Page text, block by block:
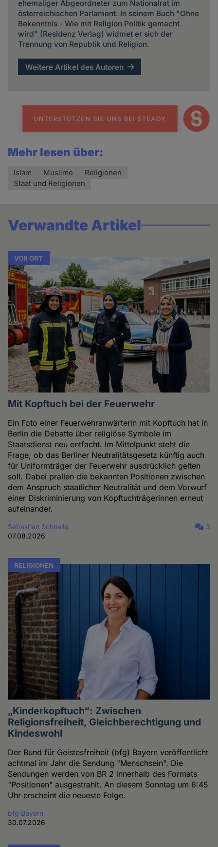
ehemaliger Abgeordneter zum Nationalrat im
österreichischen Parlament. In seinem Buch "Ohne
Bekenntnis - Wie mit Religion Politik gemacht
wird" (Residenz Verlag) widmet er sich der
Trennung von Republik und Religion.
Weitere Artikel des Autoren
Mehr lesen über:
Islam Muslime
Religionen
Staat und Religionen
Verwandte Artikel
VOR ORT
Mit Kopftuch bei der Feuerwehr
Ein Foto einer Feuerwehranwärterin mit Kopftuch hat in
Berlin die Debatte über religiöse Symbole im
Staatsdienst neu entfacht. Im Mittelpunkt steht die
Frage, ob das Berliner Neutralitätsgesetz künftig auch
für Uniformträger der Feuerwehr ausdrücklich gelten
soll. Dabei prallen die bekannten Positionen zwischen
dem Anspruch staatlicher Neutralität und dem Vorwurf
einer Diskriminierung von Kopftuchträgerinnen erneut
aufeinander.
Sebastian Schnelle
07.08.2026
3
RELIGIONEN
„Kinderkopftuch“: Zwischen
Religionsfreiheit, Gleichberechtigung und
Kindeswohl
Der Bund für Geistesfreiheit (bfg) Bayern veröffentlicht
achtmal im Jahr die Sendung "Menschsein". Die
Sendungen werden von BR 2 innerhalb des Formats
"Positionen" ausgestrahlt. An diesem Sonntag um 6:45
Uhr erscheint die neueste Folge.
bfg Bayern
30.07.2026